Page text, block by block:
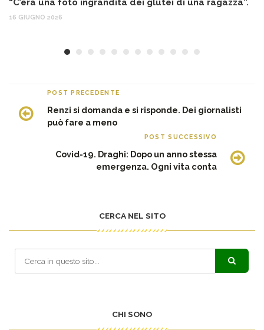
“C’era una foto ingrandita dei glutei di una ragazza”.
16 GIUGNO 2026
POST PRECEDENTE
Renzi si domanda e si risponde. Dei giornalisti
può fare a meno
POST SUCCESSIVO
Covid-19. Draghi: Dopo un anno stessa
emergenza. Ogni vita conta
CERCA NEL SITO
CHI SONO